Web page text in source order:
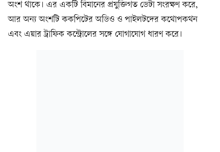
অংশ থাকে। এর একটি বিমানের প্রযুক্তিগত ডেটা সংরক্ষণ করে,
আর অন্য অংশটি ককপিটের অডিও ও পাইলটদের কথোপকথন
এবং এয়ার ট্রাফিক কন্ট্রোলের সঙ্গে যোগাযোগ ধারণ করে।